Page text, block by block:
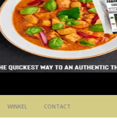
WINKEL CONTACT